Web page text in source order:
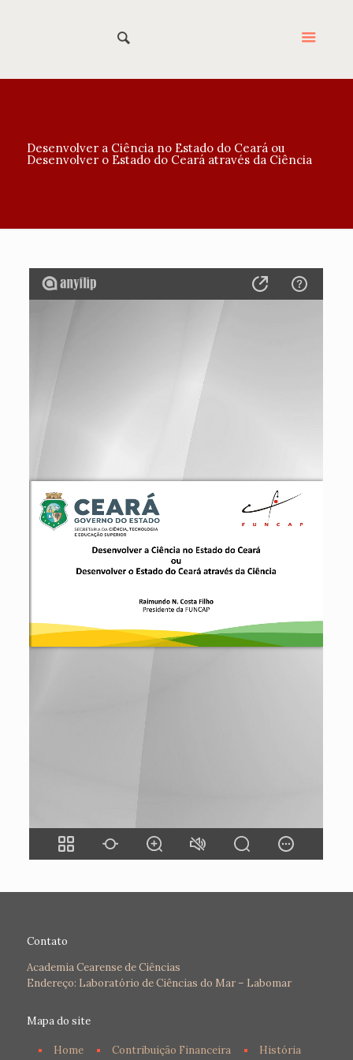
Desenvolver a Ciência no Estado do Ceará ou
Desenvolver o Estado do Ceará através da Ciência
Contato
Academia Cearense de Ciências
Endereço: Laboratório de Ciências do Mar – Labomar
Mapa do site
Home Contribuição Financeira História